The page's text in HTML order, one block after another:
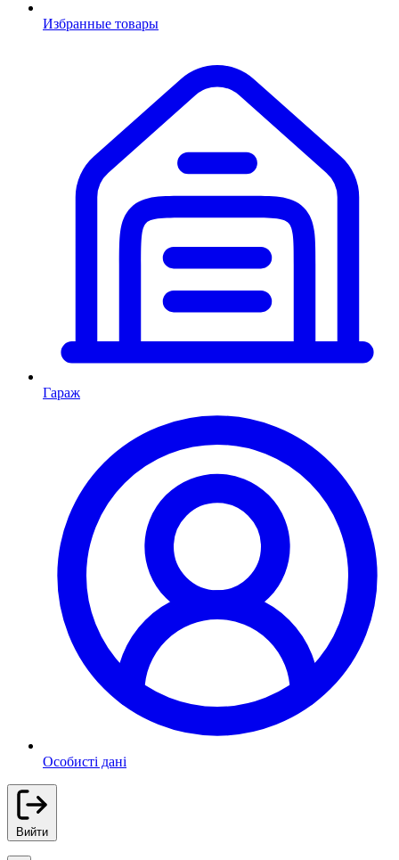
Избранные товары
Гараж
Особисті дані
Вийти